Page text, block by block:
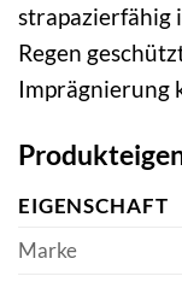
strapazierfähig
Regen
Imprägnierung
EIGENSCHAFT
Marke